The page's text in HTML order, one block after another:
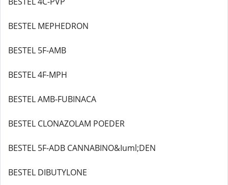
BESTEL MEPHEDRON
BESTEL 5F-AMB
BESTEL 4F-MPH
BESTEL AMB-FUBINACA
BESTEL CLONAZOLAM POEDER
BESTEL 5F-ADB CANNABINO&Iuml;DEN
BESTEL DIBUTYLONE